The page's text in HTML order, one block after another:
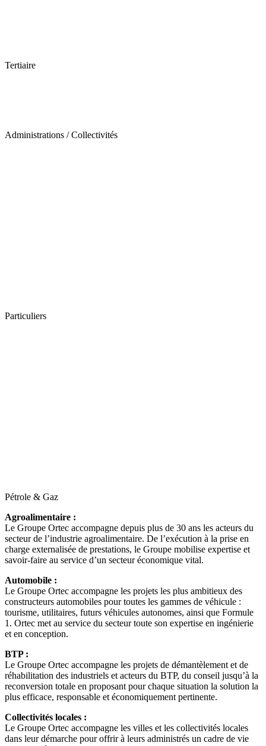
Tertiaire
Administrations / Collectivités
Particuliers
Pétrole & Gaz
Agroalimentaire :
Le Groupe Ortec accompagne depuis plus de 30 ans les acteurs du
secteur de l’industrie agroalimentaire. De l’exécution à la prise en
charge externalisée de prestations, le Groupe mobilise expertise et
savoir-faire au service d’un secteur économique vital.
Automobile :
Le Groupe Ortec accompagne les projets les plus ambitieux des
constructeurs automobiles pour toutes les gammes de véhicule :
tourisme, utilitaires, futurs véhicules autonomes, ainsi que Formule
1. Ortec met au service du secteur toute son expertise en ingénierie
et en conception.
BTP :
Le Groupe Ortec accompagne les projets de démantèlement et de
réhabilitation des industriels et acteurs du BTP, du conseil jusqu’à la
reconversion totale en proposant pour chaque situation la solution la
plus efficace, responsable et économiquement pertinente.
Collectivités locales :
Le Groupe Ortec accompagne les villes et les collectivités locales
dans leur démarche pour offrir à leurs administrés un cadre de vie